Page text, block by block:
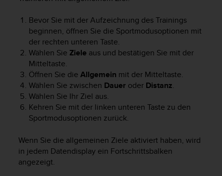
Bevor Sie mit der Aufzeichnung des Trainings
beginnen, öffnen Sie die Sportmodusoptionen mit
der rechten unteren Taste.
Wählen Sie Ziele aus und bestätigen Sie mit der
Mitteltaste.
Öffnen Sie die Allgemein mit der Mitteltaste.
Wählen Sie zwischen Daueroder Distanz.
Wählen Sie Ihr Ziel aus.
Kehren Sie mit der linken unteren Taste zu den
Sportmodusoptionen zurück.
Wenn Sie die allgemeinen Ziele aktiviert haben, wird
in jedem Datendisplay ein Fortschrittsbalken
angezeigt.